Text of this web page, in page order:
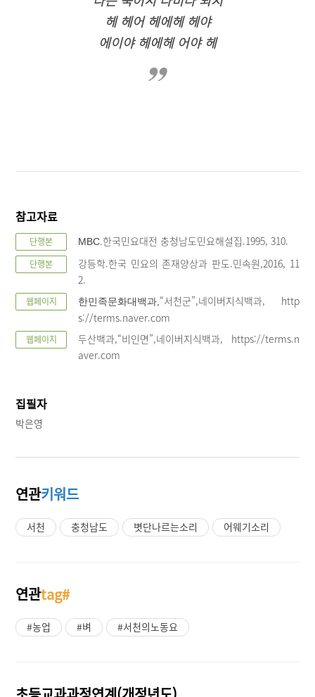
헤 헤어 헤에헤 헤야
에이야 헤에헤 어야 헤
참고자료
단행본 MBC. 한국민요대전 충청남도민요해설집.1995, 310.
단행본
강등학.한국 민요의 존재양상과 판도.민속원,2016, 11
2.
웹페이지 한민족문화대백과, “서천군”,네이버지식백과, http
s://terms.naver.com
웹페이지
두산백과,“비인면”,네이버지식백과, https://terms.n
aver.com
집필자
박은영
연관키워드
서천 충청남도 볏단나르는소리 어웨기소리
연관tag#
#농업 #벼 #서천의노동요